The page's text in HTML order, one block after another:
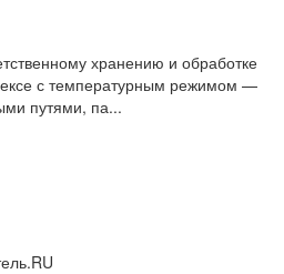
хранению и обработке
с температурным режимом —
путями, па...